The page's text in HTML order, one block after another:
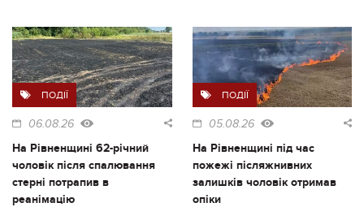
ПОДІЇ
06.08.26
На Рівненщині 62-річний
чоловік після спалювання
стерні потрапив в
реанімацію
ПОДІЇ
05.08.26
На Рівненщині під час
пожежі післяжнивних
залишків чоловік отримав
опіки